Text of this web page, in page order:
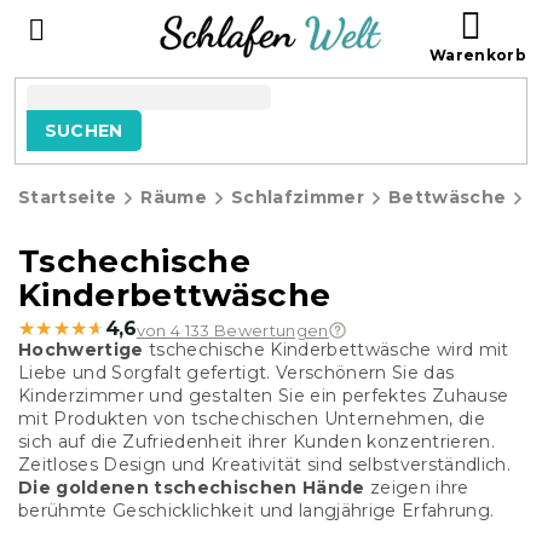
SUCHEN
Startseite Räume Schlafzimmer Bettwäsche
Tschechische
Kinderbettwäsche
★★★★★
★★★★★ 4,6von 4 133 Bewertungen
Hochwertige tschechische Kinderbettwäsche wird mit
Liebe und Sorgfalt gefertigt. Verschönern Sie das
Kinderzimmer und gestalten Sie ein perfektes Zuhause
mit Produkten von tschechischen Unternehmen, die
sich auf die Zufriedenheit ihrer Kunden konzentrieren.
Zeitloses Design und Kreativität sind selbstverständlich.
Die goldenen tschechischen Hände zeigen ihre
berühmte Geschicklichkeit und langjährige Erfahrung.